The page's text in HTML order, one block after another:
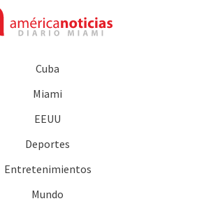
Cuba
Miami
EEUU
Deportes
Entretenimientos
Mundo